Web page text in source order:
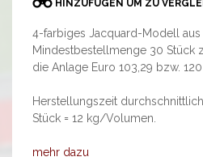
HINZUFÜGEN UM ZU
4-farbiges Jacquard-Modell
Mindestbestellmenge 30 Stück
die Anlage Euro 103,29 bzw.
Herstellungszeit
Stück = 12 kg/Volumen.
mehr dazu